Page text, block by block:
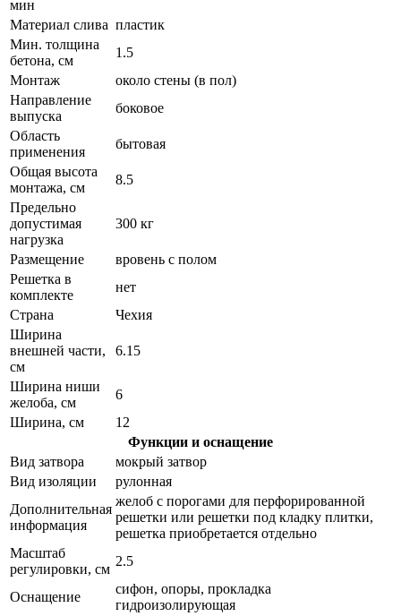
мин
Материал слива пластик
Мин. толщина
бетона, см
1.5
Монтаж
около стены (в пол)
Направление
выпуска
боковое
Область
применения
бытовая
Общая высота
монтажа, см
8.5
Предельно
допустимая
нагрузка
300 кг
Размещение
вровень с полом
Решетка в
комплекте
нет
Страна
Чехия
Ширина
внешней части,
см
6.15
Ширина ниши
желоба, см
6
Ширина, см
12
Функции и оснащение
Вид затвора
мокрый затвор
Вид изоляции
рулонная
Дополнительная
информация
желоб с порогами для перфорированной
решетки или решетки под кладку плитки,
решетка приобретается отдельно
Масштаб
регулировки, см
2.5
Оснащение
сифон, опоры, прокладка
гидроизолирующая